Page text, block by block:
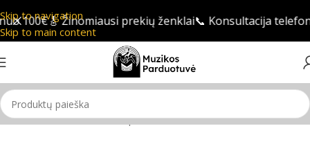
Skip to navigation
Skip to main content
100€🎸 Žinomiausi prekių ženklai📞 Konsultacija telefonu
Pradžia/Gitaros/Gitaros stiprintuvai